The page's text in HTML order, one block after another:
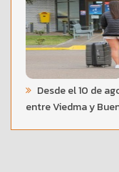
Desde el 10 de
entre Viedma y